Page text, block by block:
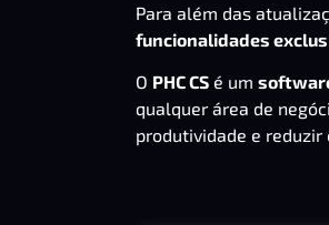
Para além das
funcionalidades
O PHC CS é um
qualquer área de
produtividade e reduzir